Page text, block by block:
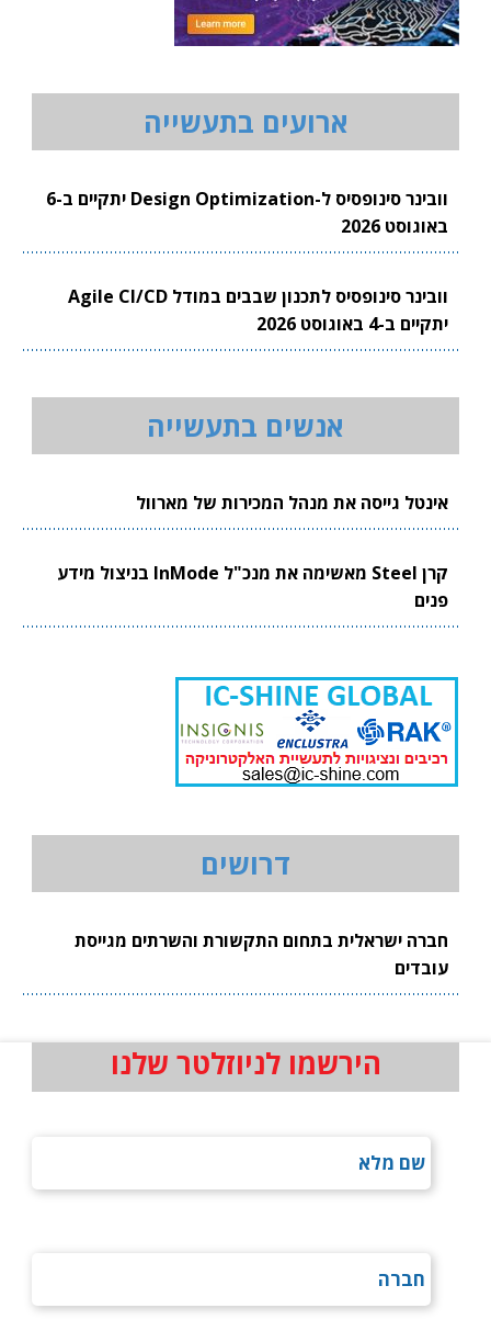
ארועים בתעשייה
וובינר סינופסיס ל-Design Optimization יתקיים ב-6
באוגוסט 2026
וובינר סינופסיס לתכנון שבבים במודל Agile CI/CD
יתקיים ב-4 באוגוסט 2026
אנשים בתעשייה
אינטל גייסה את מנהל המכירות של מארוול
קרן Steel מאשימה את מנכ"ל InMode בניצול מידע
פנים
דרושים
חברה ישראלית בתחום התקשורת והשרתים מגייסת
עובדים
הירשמו לניוזלטר שלנו